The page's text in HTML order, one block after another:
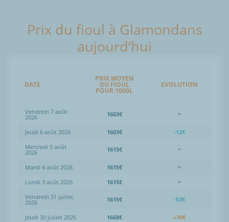
Prix du fioul à Glamondans
aujourd’hui
DATE
PRIX MOYEN
DU FIOUL
POUR 1000L
EVOLUTION
Vendredi 7 août
2026 1603€ =
Jeudi 6 août 2026 1603€
-12€
Mercredi 5 août
2026 1615€ =
Mardi 4 août 2026 1615€
=
Lundi 3 août 2026
1615€
=
Vendredi 31 juillet
2026 1615€ -53€
Jeudi 30 juillet 2026 1668€ +30€